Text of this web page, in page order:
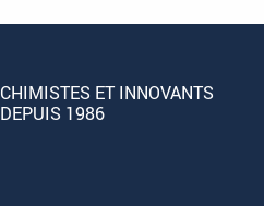
CHIMISTES ET INNOVANTS
DEPUIS 1986